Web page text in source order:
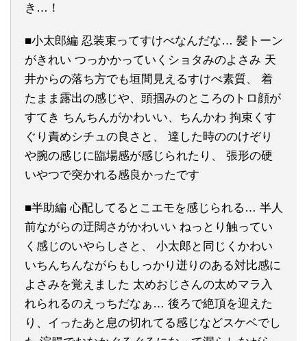
き…！
■小太郎編 忍装束ってすけべなんだな… 髪トーン
がきれい つっかかっていくショタみのよさみ 天
井からの落ち方でも垣間見えるすけべ素質、 着
たまま露出の感じや、頭掴みのところのトロ顔が
すてき ちんちんがかわいい、ちんかわ 拘束くす
ぐり責めシチュの良さと、 達した時ののけぞり
や腕の感じに臨場感が感じられたり、 張形の硬
いやつで突かれる感良かったです
■半助編 心配してるとこエモを感じられる… 半人
前ながらの迂闊さがかわいい ねっとり触ってい
く感じのいやらしさと、 小太郎と同じくかわい
いちんちんながらもしっかり迸りのある対比感に
よさみを覚えました 太めおじさんの太めマラ入
れられるのえっちだなぁ… 後ろで絶頂を迎えた
り、イったあと息の切れてる感じなどスケベでし